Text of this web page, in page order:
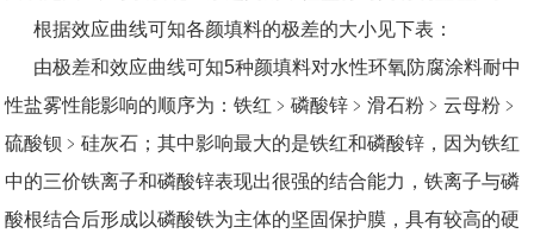
根据效应曲线可知各颜填料的极差的大小见下表：
由极差和效应曲线可知5种颜填料对水性环氧防腐涂料耐中
性盐雾性能影响的顺序为：铁红﹥磷酸锌﹥滑石粉﹥云母粉﹥
硫酸钡﹥硅灰石；其中影响最大的是铁红和磷酸锌，因为铁红
中的三价铁离子和磷酸锌表现出很强的结合能力，铁离子与磷
酸根结合后形成以磷酸铁为主体的坚固保护膜，具有较高的硬